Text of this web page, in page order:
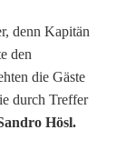
denn Kapitän
den
die Gäste
durch Treffer
Hösl.